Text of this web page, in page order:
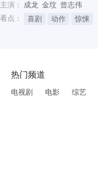
主演： 成龙 金玟 曾志伟
看点：
喜剧 动作 惊悚
热门频道
电视剧 电影 综艺